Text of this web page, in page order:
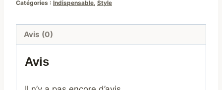
Catégories : Indispensable, Style
Avis (0)
Avis